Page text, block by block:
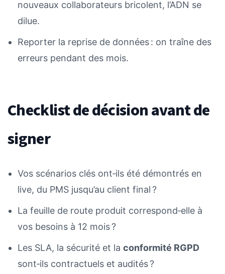
nouveaux collaborateurs bricolent, l’ADN se
dilue.
Reporter la reprise de données : on traîne des
erreurs pendant des mois.
Checklist de décision avant de
signer
Vos scénarios clés ont‑ils été démontrés en
live, du PMS jusqu’au client final ?
La feuille de route produit correspond‑elle à
vos besoins à 12 mois ?
Les SLA, la sécurité et la conformité RGPD
sont‑ils contractuels et audités ?